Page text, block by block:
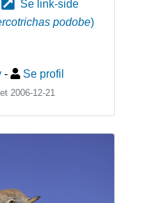
Se link-side
podobe)
- Se profil
2006-12-21